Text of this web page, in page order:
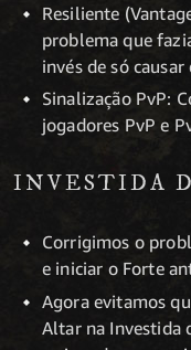
Resiliente
problema que
invés de só
Sinalização PvP:
jogadores PvP e
INVESTIDA
Corrigimos o
e iniciar o Forte
Agora evitamos
Altar na Investida